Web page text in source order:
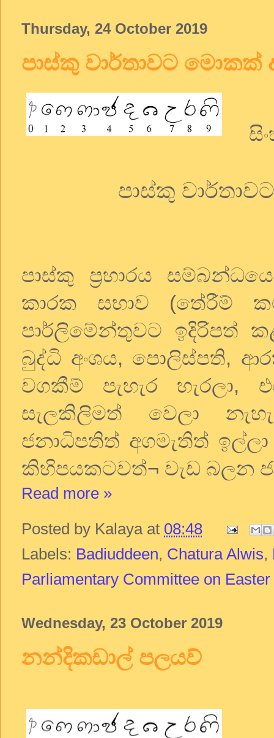
Thursday, 24 October 2019
පාස්කු වාර්තාවට මොකක්
පාස්කු
පාස්කු ප්‍රහාරය
කාරක සභාව (තේරීම්
පාර්ලිමේන්තුවට ඉදිරිපත්
බුද්ධි අංශය, පොලිස්පති,
වගකීම් පැහැර
සැලකිලිමත් වෙලා
ජනාධිපතිත් අගමැතිත්
කිහිපයකටවත්¬ වැඩ බලන
Read more »
Posted by Kalaya at 08:48
Labels: Badiuddeen, Chatura Alwis,
Parliamentary Committee on Easter
Wednesday, 23 October 2019
නන්දිකඩාල් පලයව්